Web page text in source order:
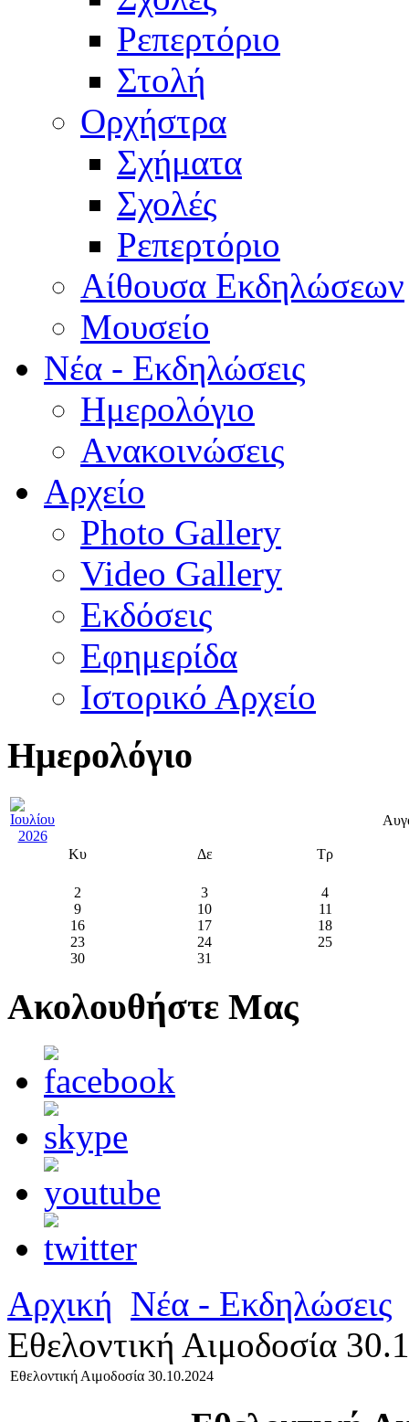
Ρεπερτόριο
Στολή
Ορχήστρα
Σχήματα
Σχολές
Ρεπερτόριο
Aίθουσα Εκδηλώσεων
Μουσείο
Νέα - Εκδηλώσεις
Ημερολόγιο
Aνακοινώσεις
Αρχείο
Photo Gallery
Video Gallery
Εκδόσεις
Εφημερίδα
Ιστορικό Αρχείο
Ημερολόγιο
Κυ Δε Τρ
2 3
4
9
10
11
16
17
18
23
24
25
30
31
Ακολουθήστε Μας
Αρχική Νέα - Εκδηλώσεις
Εθελοντική Αιμοδοσία
Εθελοντική Αιμοδοσία 30.10.2024